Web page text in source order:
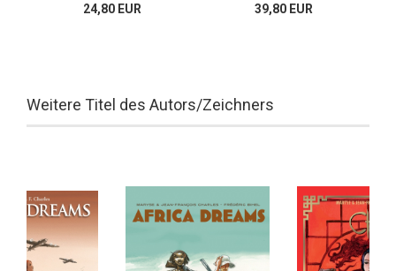
24,80 EUR 39,80 EUR
Weitere Titel des Autors/Zeichners